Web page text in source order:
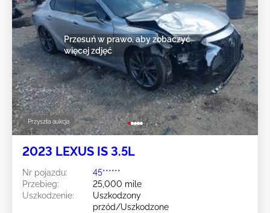
Przyszła aukcja
Przesuń w prawo, aby zobaczyć
więcej zdjęć
2023 LEXUS IS 3.5L
Nr pojazdu:
45******
Przebieg:
25,000 mile
Uszkodzenie:
Uszkodzony
przód/Uszkodzone